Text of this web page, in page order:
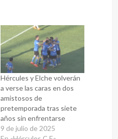
Hércules y Elche volverán
a verse las caras en dos
amistosos de
pretemporada tras siete
años sin enfrentarse
9 de julio de 2025